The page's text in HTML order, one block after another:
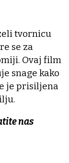
tvornicu
se za
Ovaj film
snage kako
je prisiljena
nas